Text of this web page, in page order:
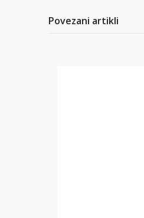
Povezani artikli